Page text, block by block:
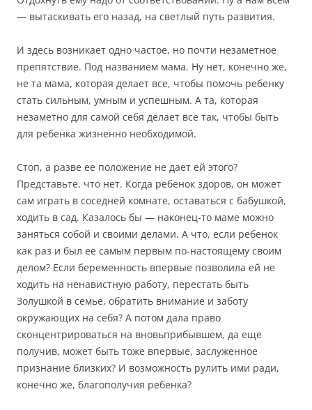
— вытаскивать его назад, на светлый путь развития.
И здесь возникает одно частое, но почти незаметное
препятствие. Под названием мама. Ну нет, конечно же,
не та мама, которая делает все, чтобы помочь ребенку
стать сильным, умным и успешным. А та, которая
незаметно для самой себя делает все так, чтобы быть
для ребенка жизненно необходимой.
Стоп, а разве ее положение не дает ей этого?
Представьте, что нет. Когда ребенок здоров, он может
сам играть в соседней комнате, оставаться с бабушкой,
ходить в сад. Казалось бы — наконец-то маме можно
заняться собой и своими делами. А что, если ребенок
как раз и был ее самым первым по-настоящему своим
делом? Если беременность впервые позволила ей не
ходить на ненавистную работу, перестать быть
Золушкой в семье, обратить внимание и заботу
окружающих на себя? А потом дала право
сконцентрироваться на вновьприбывшем, да еще
получив, может быть тоже впервые, заслуженное
признание близких? И возможность рулить ими ради,
конечно же, благополучия ребенка?